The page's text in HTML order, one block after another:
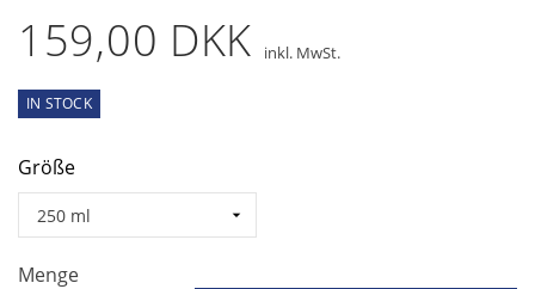
159,00 DKK inkl. MwSt.
IN STOCK
Größe
Menge